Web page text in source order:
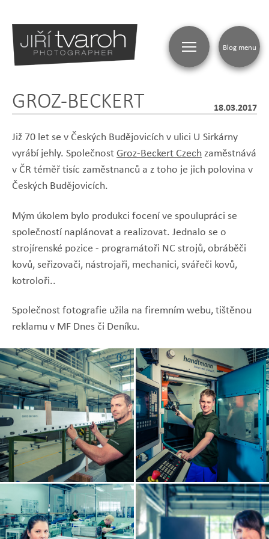
GROZ-BECKERT 18.03.2017
Již 70 let se v Českých Budějovicích v ulici U Sirkárny
vyrábí jehly. SpolečnostGroz-Beckert Czechzaměstnává
v ČR téměř tisíc zaměstnanců a z toho je jich polovina v
Českých Budějovicích.
Mým úkolem bylo produkci focení ve spoulupráci se
společností naplánovat a realizovat. Jednalo se o
strojírenské pozice - programátoři NC strojů, obráběči
kovů, seřizovači, nástrojaři, mechanici, svářeči kovů,
kotroloři..
Společnost fotografie užila na firemním webu, tištěnou
reklamu v MF Dnes či Deníku.
Zobrazit
fotografii
Zobrazit
fotografii
Blog menu